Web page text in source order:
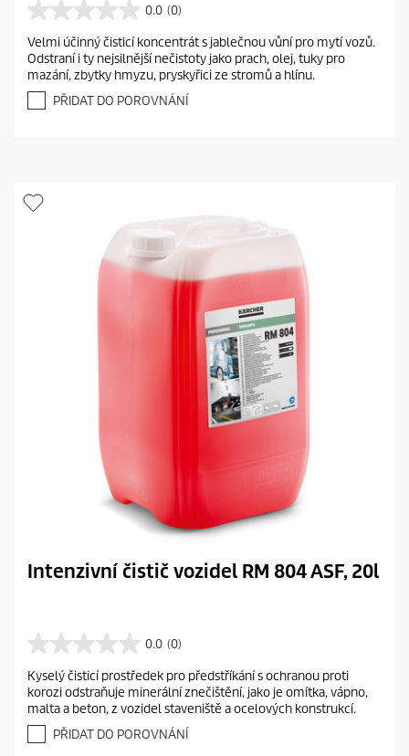
0.0 (0)
0
.
0
z
5
č
e
Velmi účinný čisticí koncentrát s jablečnou vůní pro mytí vozů.
Odstraní i ty nejsilnější nečistoty jako prach, olej, tuky pro
mazání, zbytky hmyzu, pryskyřici ze stromů a hlínu.
PŘIDAT DO POROVNÁNÍ
Intenzivní čistič vozidel RM 804 ASF, 20l
0.0 (0)
0
.
0
z
5
Kyselý čisticí prostředek pro předstříkání s ochranou proti
korozi odstraňuje minerální znečištění, jako je omítka, vápno,
malta a beton, z vozidel staveniště a ocelových konstrukcí.
PŘIDAT DO POROVNÁNÍ